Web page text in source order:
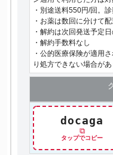
・別途送料550円/回。
・お薬は数回に分けて
・解約は次回発送予定
・解約手数料なし
・公的医療保険が適用
り処方できない場合が
docaga
⧉
タップでコピー